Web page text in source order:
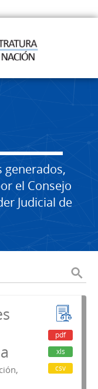
generados,
el Consejo
Judicial de
pdf
xls
csv